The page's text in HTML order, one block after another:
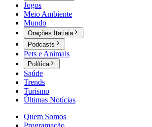
Jogos
Meio Ambiente
Mundo
Orações Itatiaia
Podcasts
Pets e Animais
Política
Saúde
Trends
Turismo
Últimas Notícias
Quem Somos
Programação